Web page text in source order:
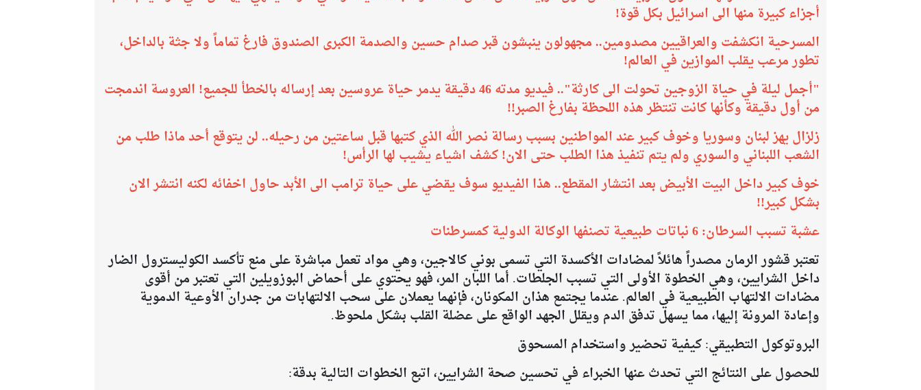
أجزاء كبيرة منها الى اسرائيل بكل قوة!
المسرحية انكشفت والعراقيين مصدومين.. مجهولون ينبشون قبر صدام حسين والصدمة الكبرى الصندوق فارغ تماماً ولا جثة بالداخل،
تطور مرعب يقلب الموازين في العالم!
​"أجمل ليلة في حياة الزوجين تحولت الى كارثة".. فيديو مدته 46 دقيقة يدمر حياة عروسين بعد إرساله بالخطأ للجميع! العروسة اندمجت
من أول دقيقة وكأنها كانت تنتظر هذه اللحظة بفارغ الصبر!!
زلزال يهز لبنان وسوريا وخوف كبير عند المواطنين بسبب رسالة نصر الله الذي كتبها قبل ساعتين من رحيله.. لن يتوقع أحد ماذا طلب من
الشعب اللبناني والسوري ولم يتم تنفيذ هذا الطلب حتى الان! كشف اشياء يشيب لها الرأس!
خوف كبير داخل البيت الأبيض بعد انتشار المقطع.. هذا الفيديو سوف يقضي على حياة ترامب الى الأبد حاول اخفائه لكنه انتشر الان
بشكل كبير!!
عشبة تسبب السرطان: 6 نباتات طبيعية تصنفها الوكالة الدولية كمسرطنات
تعتبر قشور الرمان مصدراً هائلاً لمضادات الأكسدة التي تسمى بوني كالاجين، وهي مواد تعمل مباشرة على منع تأكسد الكوليسترول الضار
داخل الشرايين، وهي الخطوة الأولى التي تسبب الجلطات. أما اللبان المر، فهو يحتوي على أحماض البوزويلين التي تعتبر من أقوى
مضادات الالتهاب الطبيعية في العالم. عندما يجتمع هذان المكونان، فإنهما يعملان على سحب الالتهابات من جدران الأوعية الدموية
وإعادة المرونة إليها، مما يسهل تدفق الدم ويقلل الجهد الواقع على عضلة القلب بشكل ملحوظ.
البروتوكول التطبيقي: كيفية تحضير واستخدام المسحوق
للحصول على النتائج التي تحدث عنها الخبراء في تحسين صحة الشرايين، اتبع الخطوات التالية بدقة: